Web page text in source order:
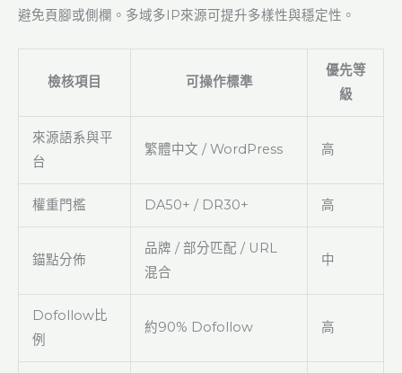
避免頁腳或側欄。多域多IP來源可提升多樣性與穩定性。
檢核項目 可操作標準
優先等
級
來源語系與平
台
繁體中文 / WordPress 高
權重門檻 DA50+ / DR30+ 高
錨點分佈
品牌 / 部分匹配 / URL
混合
中
Dofollow比
例
約90% Dofollow 高